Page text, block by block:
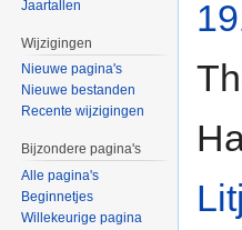
Jaartallen
Wijzigingen
Nieuwe pagina's
Nieuwe bestanden
Recente wijzigingen
Bijzondere pagina's
Alle pagina's
Beginnetjes
Willekeurige pagina